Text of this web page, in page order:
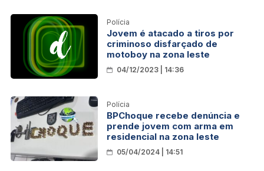
Polícia
Jovem é atacado a tiros por
criminoso disfarçado de
motoboy na zona leste
04/12/2023 | 14:36
Polícia
BPChoque recebe denúncia e
prende jovem com arma em
residencial na zona leste
05/04/2024 | 14:51